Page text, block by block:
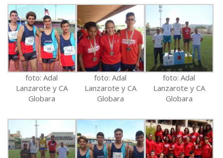
foto: Adal
Lanzarote y CA
Globara
foto: Adal
Lanzarote y CA
Globara
foto: Adal
Lanzarote y CA
Globara